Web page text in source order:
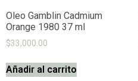
Oleo Gamblin Cadmium
Orange 1980 37 ml
$33,000.00
Añadir al carrito